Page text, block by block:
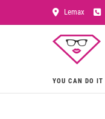
Lemax
YOU CAN DO IT